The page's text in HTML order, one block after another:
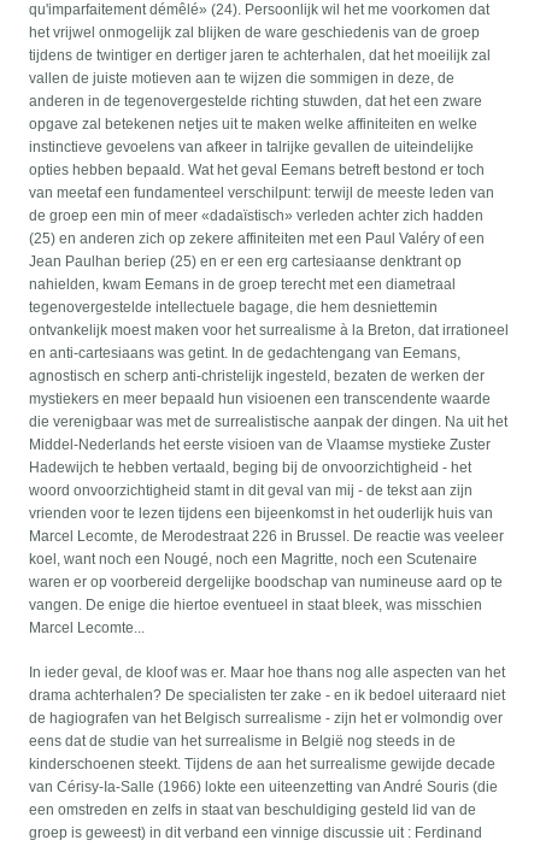
qu'imparfaitement démêlé» (24). Persoonlijk wil het me voorkomen dat
het vrijwel onmogelijk zal blijken de ware geschiedenis van de groep
tijdens de twintiger en dertiger jaren te achterhalen, dat het moeilijk zal
vallen de juiste motieven aan te wijzen die sommigen in deze, de
anderen in de tegenovergestelde richting stuwden, dat het een zware
opgave zal betekenen netjes uit te maken welke affiniteiten en welke
instinctieve gevoelens van afkeer in talrijke gevallen de uiteindelijke
opties hebben bepaald. Wat het geval Eemans betreft bestond er toch
van meetaf een fundamenteel verschilpunt: terwijl de meeste leden van
de groep een min of meer «dadaïstisch» verleden achter zich hadden
(25) en anderen zich op zekere affiniteiten met een Paul Valéry of een
Jean Paulhan beriep (25) en er een erg cartesiaanse denktrant op
nahielden, kwam Eemans in de groep terecht met een diametraal
tegenovergestelde intellectuele bagage, die hem desniettemin
ontvankelijk moest maken voor het surrealisme à la Breton, dat irrationeel
en anti-cartesiaans was getint. In de gedachtengang van Eemans,
agnostisch en scherp anti-christelijk ingesteld, bezaten de werken der
mystiekers en meer bepaald hun visioenen een transcendente waarde
die verenigbaar was met de surrealistische aanpak der dingen. Na uit het
Middel-Nederlands het eerste visioen van de Vlaamse mystieke Zuster
Hadewijch te hebben vertaald, beging bij de onvoorzichtigheid - het
woord onvoorzichtigheid stamt in dit geval van mij - de tekst aan zijn
vrienden voor te lezen tijdens een bijeenkomst in het ouderlijk huis van
Marcel Lecomte, de Merodestraat 226 in Brussel. De reactie was veeleer
koel, want noch een Nougé, noch een Magritte, noch een Scutenaire
waren er op voorbereid dergelijke boodschap van numineuse aard op te
vangen. De enige die hiertoe eventueel in staat bleek, was misschien
Marcel Lecomte...
In ieder geval, de kloof was er. Maar hoe thans nog alle aspecten van het
drama achterhalen? De specialisten ter zake - en ik bedoel uiteraard niet
de hagiografen van het Belgisch surrealisme - zijn het er volmondig over
eens dat de studie van het surrealisme in België nog steeds in de
kinderschoenen steekt. Tijdens de aan het surrealisme gewijde decade
van Cérisy-Ia-Salle (1966) lokte een uiteenzetting van André Souris (die
een omstreden en zelfs in staat van beschuldiging gesteld lid van de
groep is geweest) in dit verband een vinnige discussie uit : Ferdinand